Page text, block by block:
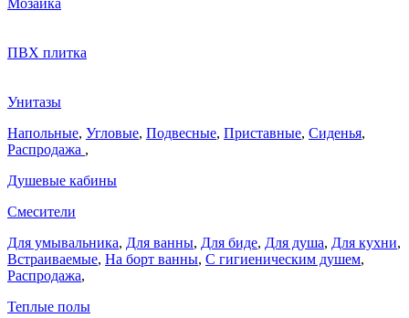
ПВХ плитка
Унитазы
Напольные, Угловые, Подвесные, Приставные, Сиденья,
Распродажа ,
Душевые кабины
Смесители
Для умывальника, Для ванны, Для биде, Для душа, Для кухни,
Встраиваемые, На борт ванны, C гигиеническим душем,
Распродажа,
Теплые полы